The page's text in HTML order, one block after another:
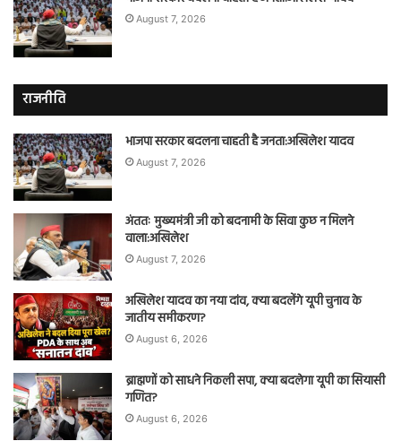
August 7, 2026
राजनीति
भाजपा सरकार बदलना चाहती है जनता:अखिलेश यादव
August 7, 2026
अंततः मुख्यमंत्री जी को बदनामी के सिवा कुछ न मिलने
वाला:अखिलेश
August 7, 2026
अखिलेश यादव का नया दांव, क्या बदलेंगे यूपी चुनाव के
जातीय समीकरण?
August 6, 2026
ब्राह्मणों को साधने निकली सपा, क्या बदलेगा यूपी का सियासी
गणित?
August 6, 2026